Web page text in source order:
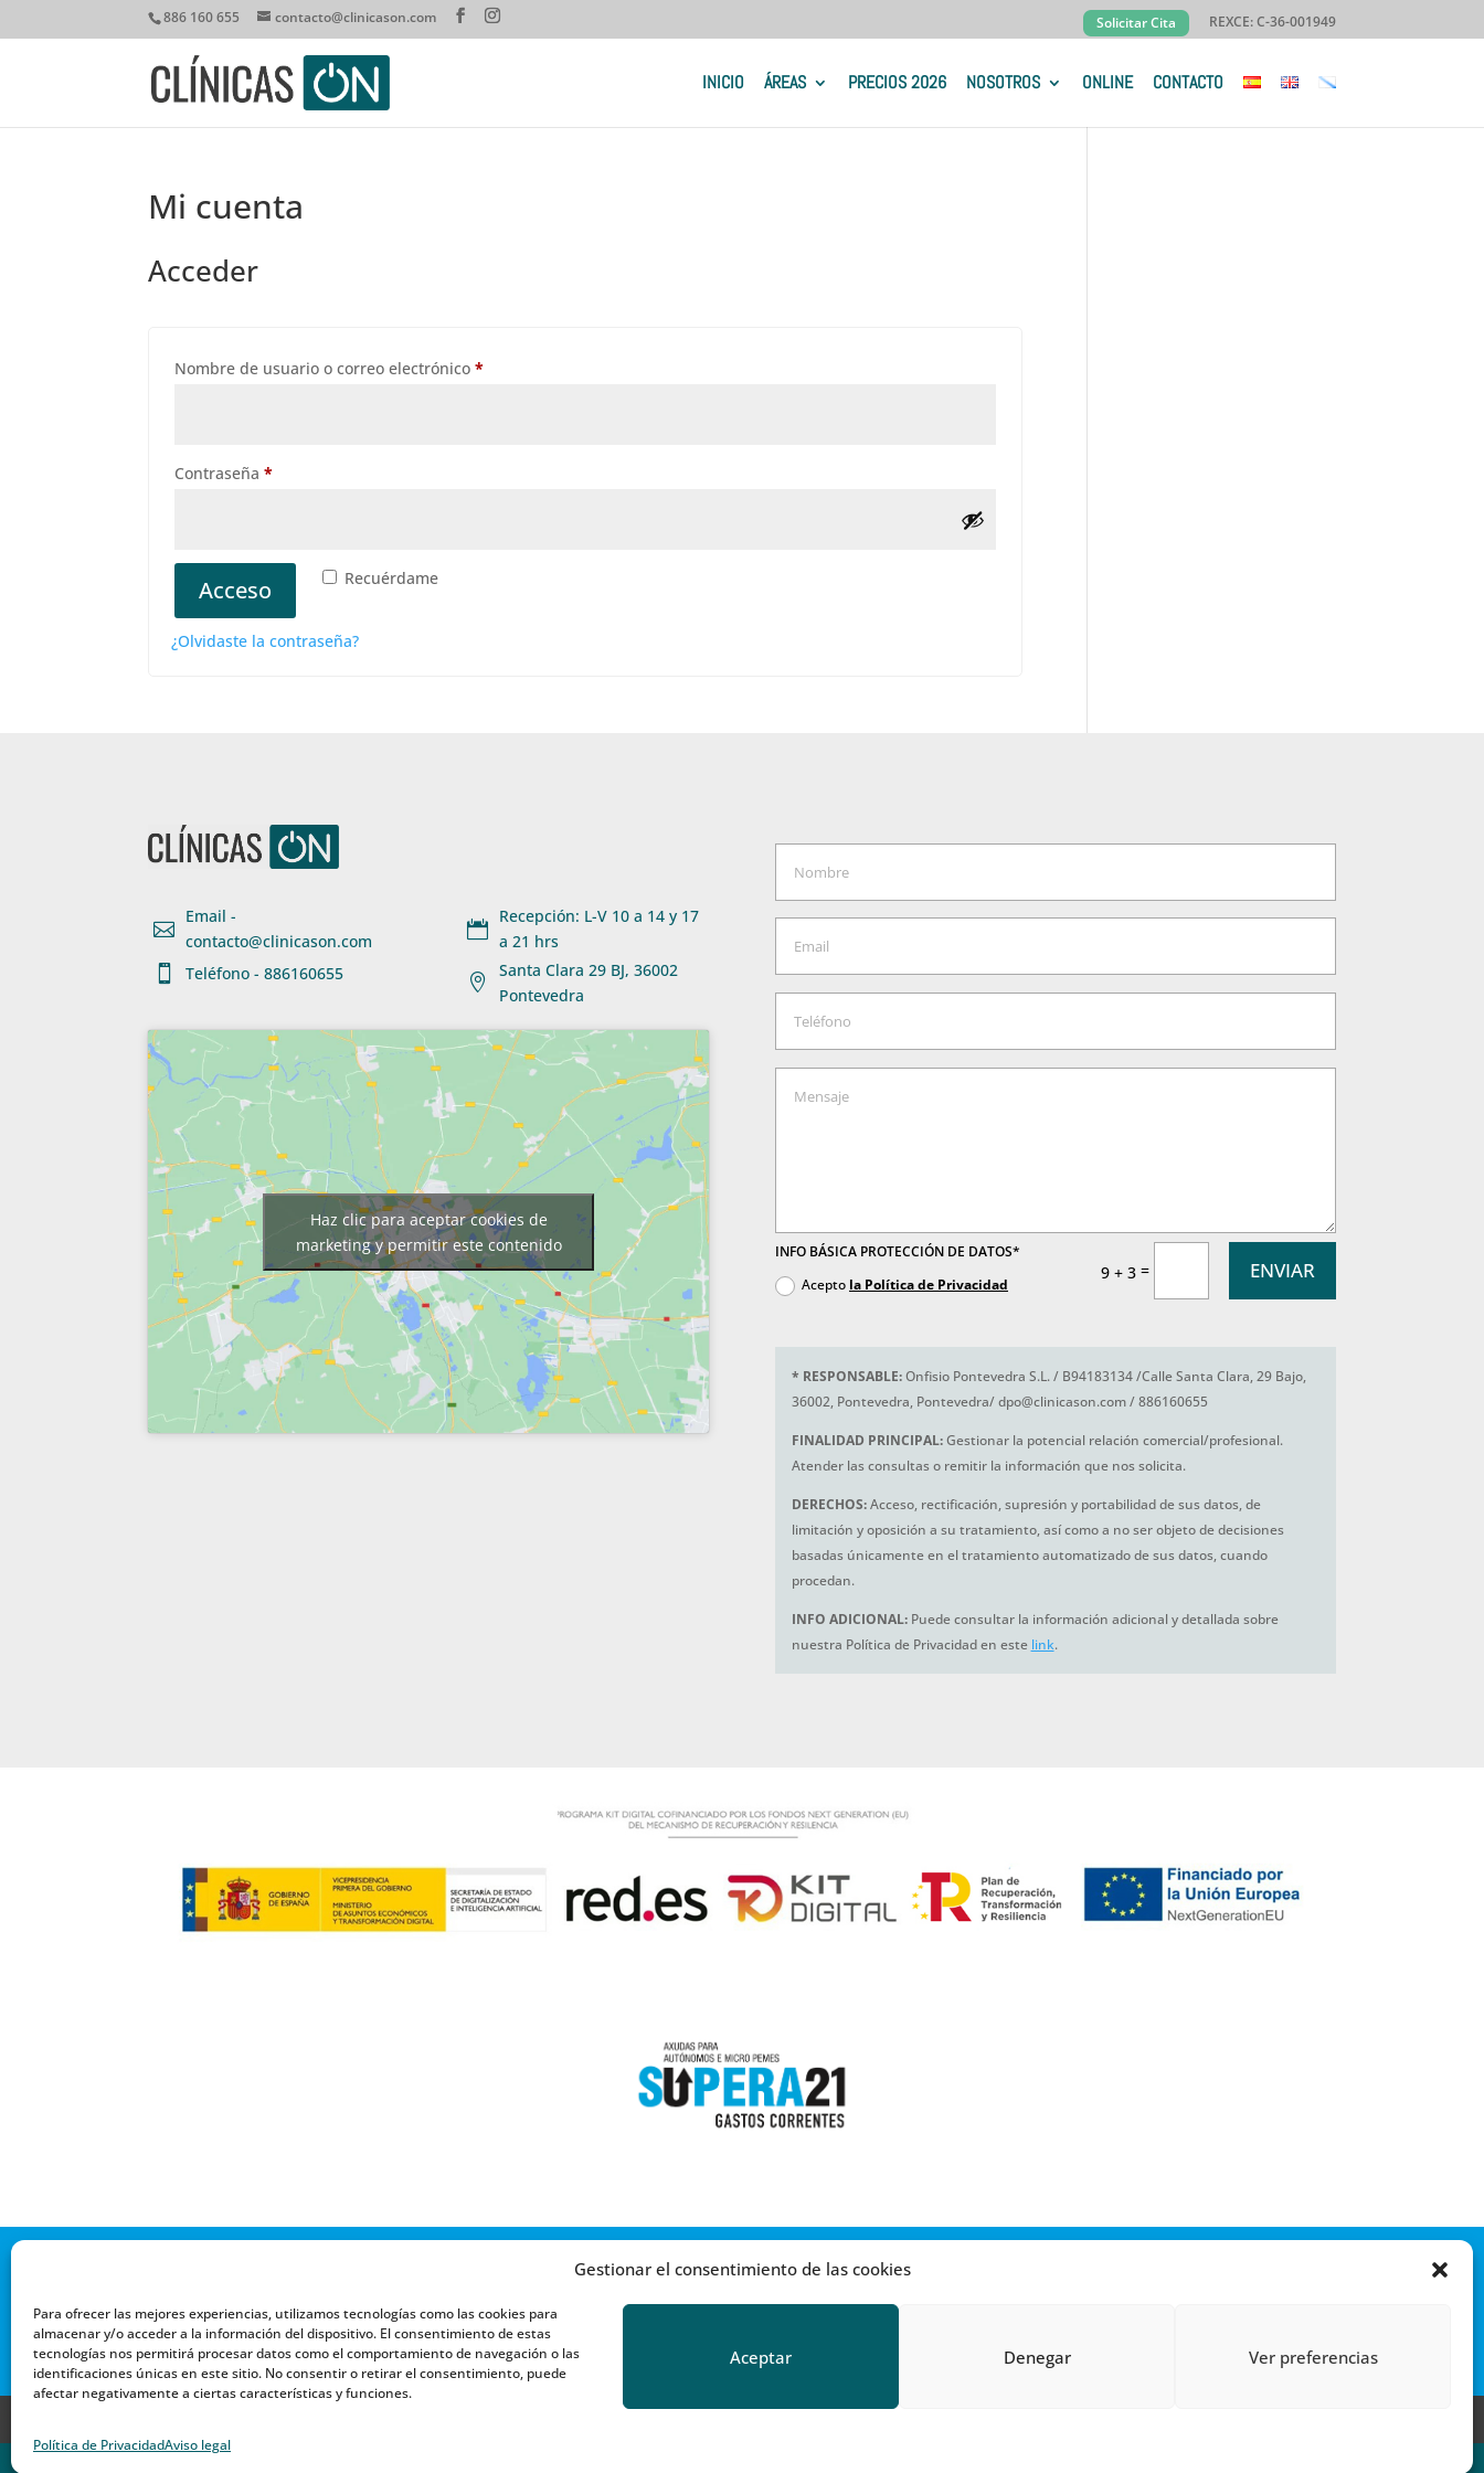
Gestionar el consentimiento de las cookies
Para ofrecer las mejores experiencias, utilizamos tecnologías como las cookies para
almacenar y/o acceder a la información del dispositivo. El consentimiento de estas
tecnologías nos permitirá procesar datos como el comportamiento de navegación o las
identificaciones únicas en este sitio. No consentir o retirar el consentimiento, puede
afectar negativamente a ciertas características y funciones.
Aceptar Denegar Ver preferencias
Política de PrivacidadAviso legal
886 160 655 contacto@clinicason.com Solicitar Cita REXCE: C-36-001949
INICIO ÁREAS PRECIOS 2026 NOSOTROS ONLINE CONTACTO
Mi cuenta
Acceder
Nombre de usuario o correo electrónico*Obligatorio
Contraseña*Obligatorio
Recuérdame
Acceso
¿Olvidaste la contraseña?

Email -
contacto@clinicason.com

Teléfono - 886160655

Recepción: L-V 10 a 14 y 17
a 21 hrs

Santa Clara 29 BJ, 36002
Pontevedra
Haz clic para aceptar cookies de
marketing y permitir este contenido
INFO BÁSICA PROTECCIÓN DE DATOS*
Acepto la Política de Privacidad
9 + 3= ENVIAR
* RESPONSABLE:Onfisio Pontevedra S.L. / B94183134 /Calle Santa Clara, 29 Bajo,
36002, Pontevedra, Pontevedra/ dpo@clinicason.com / 886160655
FINALIDAD PRINCIPAL:Gestionar la potencial relación comercial/profesional.
Atender las consultas o remitir la información que nos solicita.
DERECHOS:Acceso, rectificación, supresión y portabilidad de sus datos, de
limitación y oposición a su tratamiento, así como a no ser objeto de decisiones
basadas únicamente en el tratamiento automatizado de sus datos, cuando
procedan.
INFO ADICIONAL: Puede consultar la información adicional y detallada sobre
nuestra Política de Privacidad en este link.